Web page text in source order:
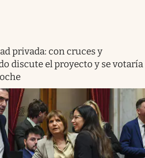
privada: con cruces y
discute el proyecto y se votaría